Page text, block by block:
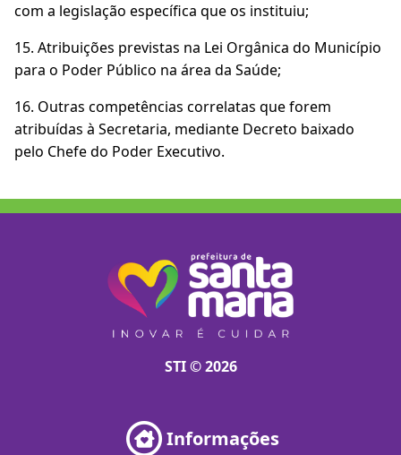
com a legislação específica que os instituiu;
15. Atribuições previstas na Lei Orgânica do Município
para o Poder Público na área da Saúde;
16. Outras competências correlatas que forem
atribuídas à Secretaria, mediante Decreto baixado
pelo Chefe do Poder Executivo.
STI © 2026
Informações